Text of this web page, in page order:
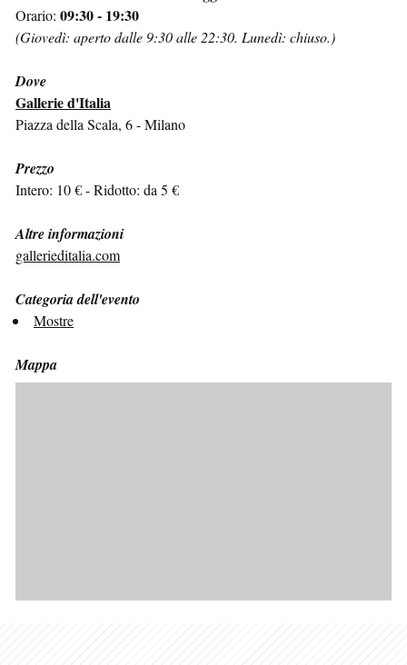
Orario: 09:30 - 19:30
(Giovedì: aperto dalle 9:30 alle 22:30. Lunedì: chiuso.)
Dove
Gallerie d'Italia
Piazza della Scala, 6 - Milano
Prezzo
Intero: 10 € - Ridotto: da 5 €
Altre informazioni
gallerieditalia.com
Categoria dell'evento
Mostre
Mappa